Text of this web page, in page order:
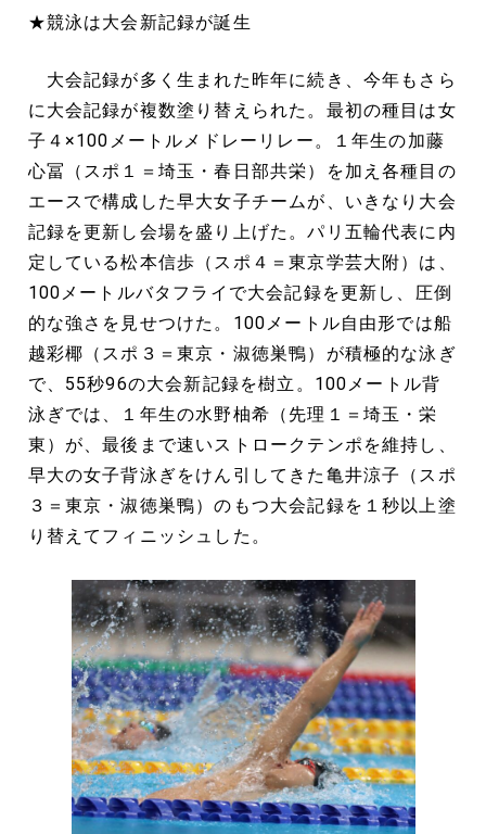
★競泳は大会新記録が誕生
大会記録が多く生まれた昨年に続き、今年もさら
に大会記録が複数塗り替えられた。最初の種目は女
子４×100メートルメドレーリレー。１年生の加藤
心冨（スポ１＝埼玉・春日部共栄）を加え各種目の
エースで構成した早大女子チームが、いきなり大会
記録を更新し会場を盛り上げた。パリ五輪代表に内
定している松本信歩（スポ４＝東京学芸大附）は、
100メートルバタフライで大会記録を更新し、圧倒
的な強さを見せつけた。100メートル自由形では船
越彩椰（スポ３＝東京・淑徳巣鴨）が積極的な泳ぎ
で、55秒96の大会新記録を樹立。100メートル背
泳ぎでは、１年生の水野柚希（先理１＝埼玉・栄
東）が、最後まで速いストロークテンポを維持し、
早大の女子背泳ぎをけん引してきた亀井涼子（スポ
３＝東京・淑徳巣鴨）のもつ大会記録を１秒以上塗
り替えてフィニッシュした。